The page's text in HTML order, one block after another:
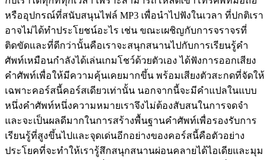
หรืออุปกรณ์ที่สนับสนุนไฟล์ MP3 เพื่อนำไปฟังในเวลา ที่ปกติเรา
อาจไม่ได้ทำประโยชน์อะไร เช่น ขณะเผชิญกับการจราจรที่
ติดขัดและที่ดีกว่านั้นคือเราจะสนุกสนานไปกับการเรียนรู้คำ
ศัพท์เหมือนกำลังได้เล่นเกมโชว์ด้วยตัวเอง ได้ฟังการออกเสียง
คำศัพท์เพื่อให้มีความคุ้นเคยมากขึ้น พร้อมเสียงตัวสะกดที่จัดให้
เฉพาะคอร์สนี้คอร์สเดียวเท่านั้น นอกจากนี้จะมีคำแปลในแบบ
หนึ่งคำศัพท์หนึ่งความหมายเราจึงไม่ต้องสับสนในการจดจำ
และจะเป็นผลดีมากในการสร้างพื้นฐานคำศัพท์เพื่อรองรับการ
เรียนรู้ที่สูงขึ้นไปและจุดเด่นอีกอย่างของคอร์สนี้คือตัวอย่าง
ประโยคที่จะทำให้เรารู้สึกสนุกสนานผ่อนคลายได้ไอเดียและมุม